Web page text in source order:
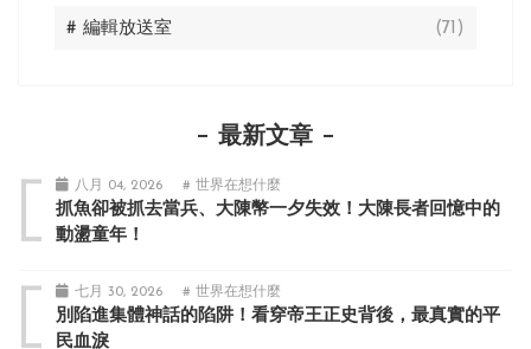
# 編輯放送室 (71)
最新文章
八月 04, 2026 # 世界在想什麼
抓魚卻被抓去當兵、大陳幣一夕失效！大陳長者回憶中的
動盪童年！
七月 30, 2026 # 世界在想什麼
別陷進集體神話的陷阱！看穿帝王正史背後，最真實的平
民血淚